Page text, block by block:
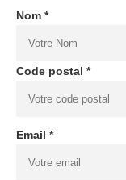
Nom *
Code postal *
Email *